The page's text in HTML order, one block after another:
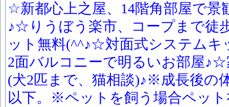
☆新都心上之屋、14階角部屋で景
♪☆りうぼう楽市、コープまで徒
ット無料(^^♪☆対面式システムキ
2面バルコニーで明るいお部屋
(犬2匹まで、猫相談)♪※成長後の
以下。※ペットを飼う場合ペッ